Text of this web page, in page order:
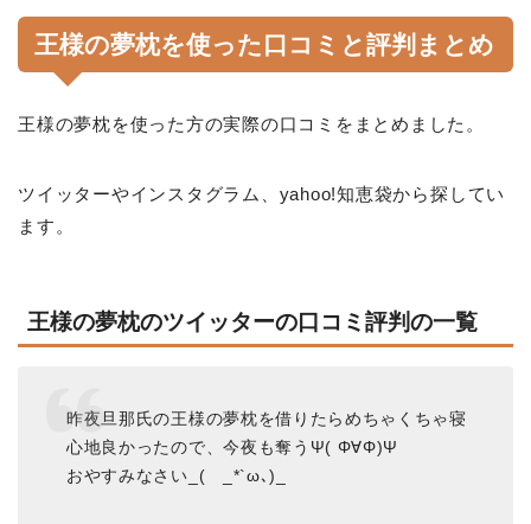
王様の夢枕を使った口コミと評判まとめ
王様の夢枕を使った方の実際の口コミをまとめました。
ツイッターやインスタグラム、yahoo!知恵袋から探してい
ます。
王様の夢枕のツイッターの口コミ評判の一覧
昨夜旦那氏の王様の夢枕を借りたらめちゃくちゃ寝
心地良かったので、今夜も奪うΨ( Φ∀Φ)Ψ
おやすみなさい_( _*`ω､)_